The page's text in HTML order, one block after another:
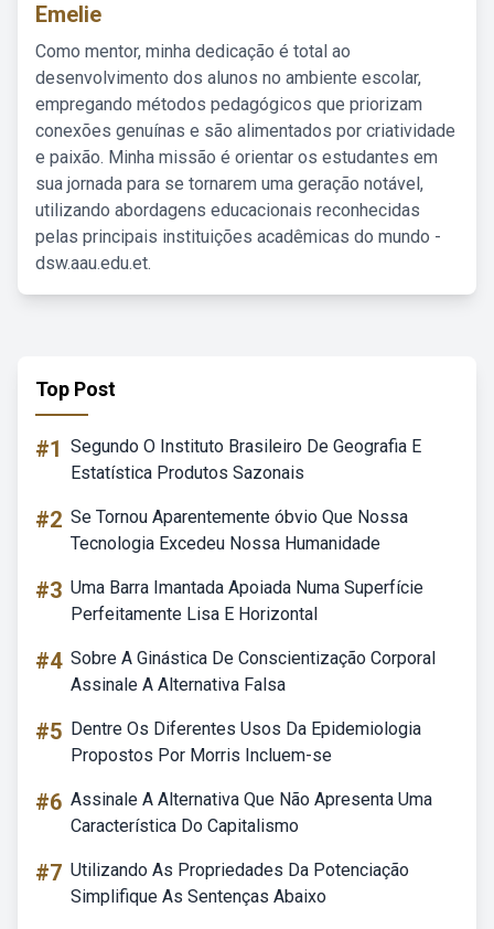
Emelie
Como mentor, minha dedicação é total ao
desenvolvimento dos alunos no ambiente escolar,
empregando métodos pedagógicos que priorizam
conexões genuínas e são alimentados por criatividade
e paixão. Minha missão é orientar os estudantes em
sua jornada para se tornarem uma geração notável,
utilizando abordagens educacionais reconhecidas
pelas principais instituições acadêmicas do mundo -
dsw.aau.edu.et.
Top Post
#1 Segundo O Instituto Brasileiro De Geografia E
Estatística Produtos Sazonais
#2 Se Tornou Aparentemente óbvio Que Nossa
Tecnologia Excedeu Nossa Humanidade
#3 Uma Barra Imantada Apoiada Numa Superfície
Perfeitamente Lisa E Horizontal
#4 Sobre A Ginástica De Conscientização Corporal
Assinale A Alternativa Falsa
#5 Dentre Os Diferentes Usos Da Epidemiologia
Propostos Por Morris Incluem-se
#6 Assinale A Alternativa Que Não Apresenta Uma
Característica Do Capitalismo
#7 Utilizando As Propriedades Da Potenciação
Simplifique As Sentenças Abaixo